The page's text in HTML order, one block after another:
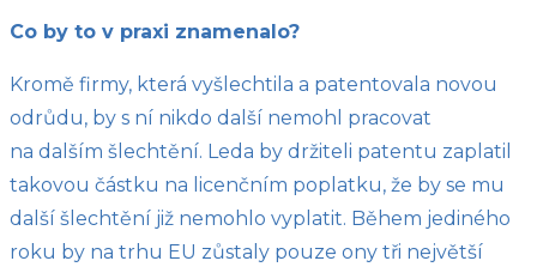
Co by to v praxi znamenalo?
Kromě firmy, která vyšlechtila a patentovala novou
odrůdu, by s ní nikdo další nemohl pracovat
na dalším šlechtění. Leda by držiteli patentu zaplatil
takovou částku na licenčním poplatku, že by se mu
další šlechtění již nemohlo vyplatit. Během jediného
roku by na trhu EU zůstaly pouze ony tři největší